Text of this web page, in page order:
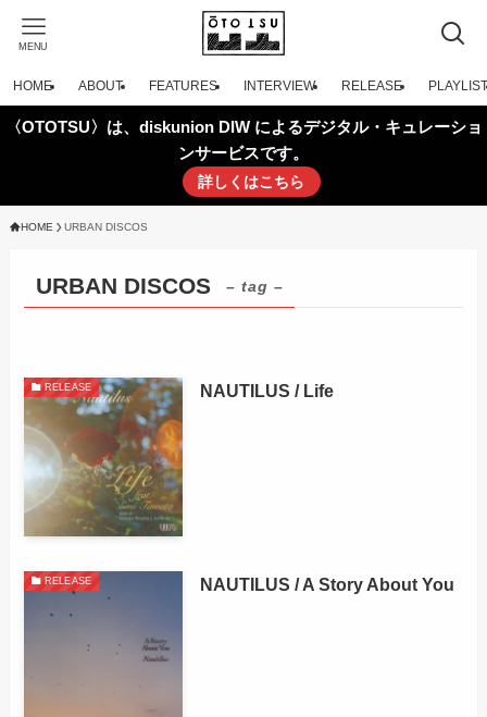
MENU
HOME ABOUT FEATURES INTERVIEW RELEASE PLAYLIST
〈OTOTSU〉は、diskunion DIW によるデジタル・キュレーショ
ンサービスです。
詳しくはこちら
HOME URBAN DISCOS
URBAN DISCOS – tag –
RELEASE NAUTILUS / Life
RELEASE NAUTILUS / A Story About You